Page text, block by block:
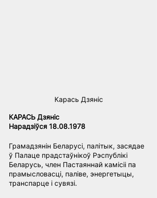
Карась Дзянiс
КАРАСЬ Дзяніс
Нарадзіўся 18.08.1978
Грамадзянін Беларусі, палітык, засядае
ў Палаце прадстаўнікоў Рэспублікі
Беларусь, член Пастаяннай камісіі па
прамысловасці, паліве, энергетыцы,
транспарце і сувязі.